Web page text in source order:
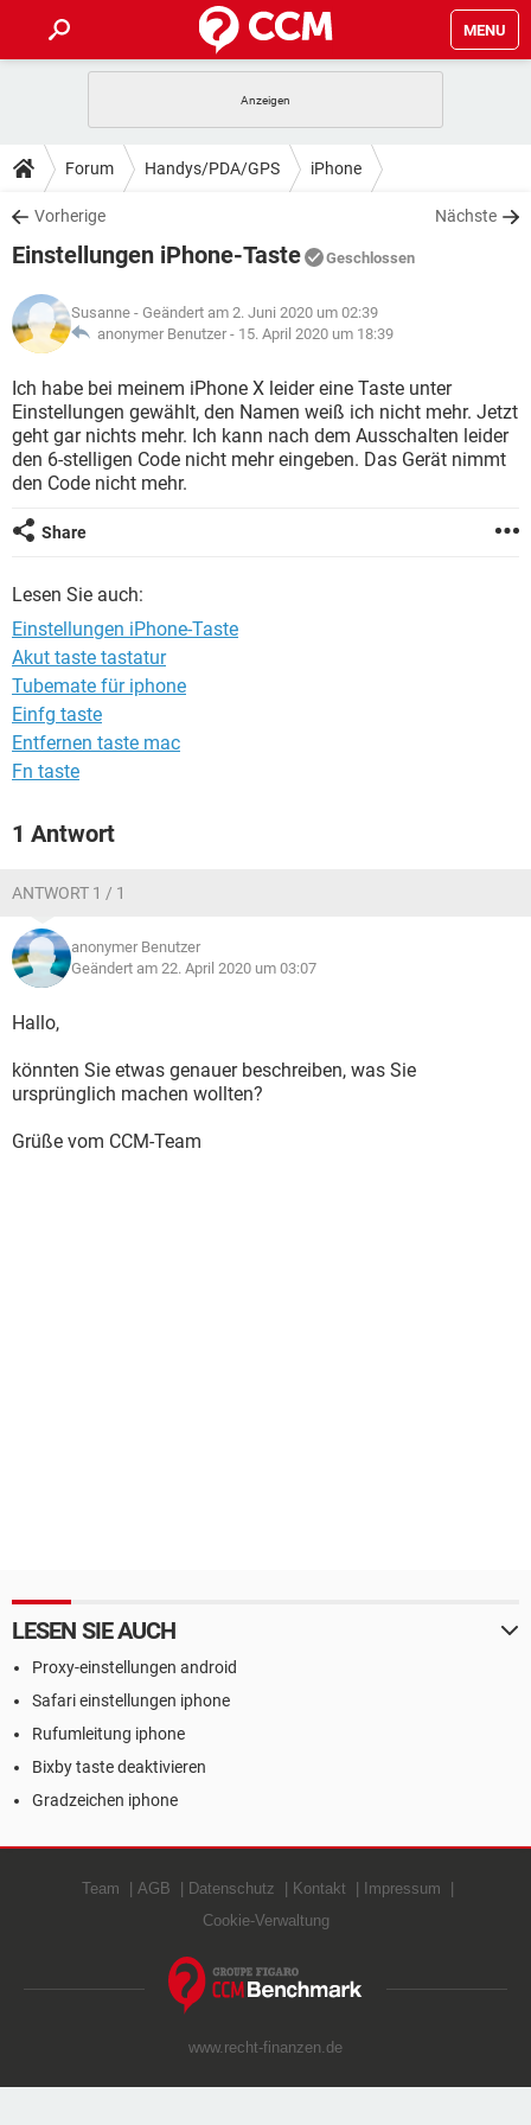
MENU
ANDROID IOS
WINDOWS 10
WHATSAPP TIKTOK
FACEBOOK
TIPPS & TRICKS
SPIELE STREAMING
WHATSAPP TIKTOK
FACEBOOK
DOWNLOADS
SPIELE STREAMING
ANDROID
WINDOWS 10 INSTAGRAM
WHATSAPP TIKTOK
FACEBOOK HARDWARE
SPIELE STREAMING
ANDROID
WINDOWS 10 INSTAGRAM
WHATSAPP TIKTOK
FACEBOOK
LEXIKON
SPIELE STREAMING
ANDROID IOS
WINDOWS 10 INSTAGRAM
FACEBOOK
Forum Handys/PDA/GPS iPhone
Vorherige Nächste
Einstellungen iPhone-Taste Geschlossen
Susanne - Geändert am 2. Juni 2020 um 02:39
anonymer Benutzer - 15. April 2020 um 18:39
Ich habe bei meinem iPhone X leider eine Taste unter
Einstellungen gewählt, den Namen weiß ich nicht mehr. Jetzt
geht gar nichts mehr. Ich kann nach dem Ausschalten leider
den 6-stelligen Code nicht mehr eingeben. Das Gerät nimmt
den Code nicht mehr.
Share
Lesen Sie auch:
Einstellungen iPhone-Taste
Akut taste tastatur
Tubemate für iphone
Einfg taste
Entfernen taste mac
Fn taste
1 Antwort
ANTWORT 1 / 1
anonymer Benutzer
Geändert am 22. April 2020 um 03:07
Hallo,
könnten Sie etwas genauer beschreiben, was Sie
ursprünglich machen wollten?
Grüße vom CCM-Team
LESEN SIE AUCH
Proxy-einstellungen android
Safari einstellungen iphone
Rufumleitung iphone
Bixby taste deaktivieren
Gradzeichen iphone
Team AGB Datenschutz Kontakt
Impressum
Cookie-Verwaltung
www.recht-finanzen.de